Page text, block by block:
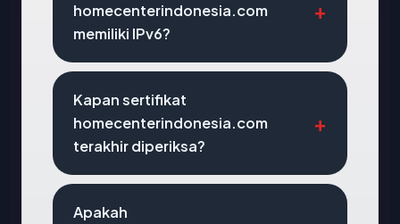
homecenterindonesia.com
memiliki IPv6?
Kapan sertifikat
homecenterindonesia.com
terakhir diperiksa?
Apakah